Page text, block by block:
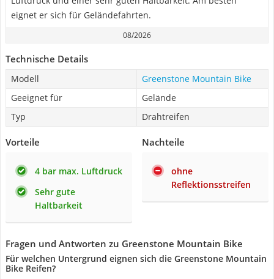
eignet er sich für Geländefahrten.
08/2026
Technische Details
Modell
Greenstone Mountain Bike
Geeignet für
Gelände
Typ
Drahtreifen
Vorteile
4 bar max. Luftdruck
Sehr gute
Haltbarkeit
Nachteile
ohne
Reflektionsstreifen
Fragen und Antworten zu Greenstone Mountain Bike
Für welchen Untergrund eignen sich die Greenstone Mountain
Bike Reifen?